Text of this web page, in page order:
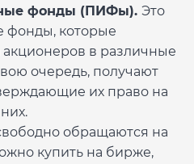
фонды (ПИФы). Это
фонды, которые
акционеров в различные
очередь, получают
их право на
обращаются на
купить на бирже,